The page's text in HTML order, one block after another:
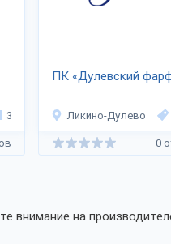
3
ПК «Дулевский
Ликино-Дулево
0
внимание на